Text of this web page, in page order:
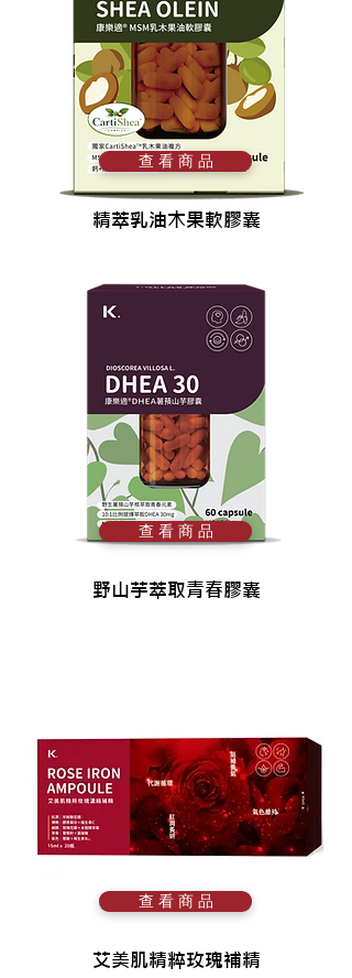
查 看 商 品
精萃乳油木果軟膠囊
查 看 商 品
野山芋萃取青春膠囊
查 看 商 品
艾美肌精粹玫瑰補精